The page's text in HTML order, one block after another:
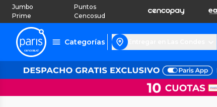
Jumbo
Prime
Puntos
Cencosud
Categorías